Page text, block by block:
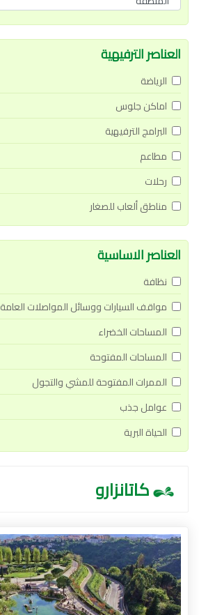
العناصر الترفيهية
الرياضة
اماكن جلوس
البرامج الترفيهية
مطاعم
رحلات
مناطق ألعاب للصغار
العناصر الاساسية
نظافة
مواقف السيارات ووسائل المواصلات العامة
المساحات الخضراء
المساحات المفتوحة
الممرات المفتوحة للمشي والتجول
عوامل جذب
الحياة البرية
كاتانزارو